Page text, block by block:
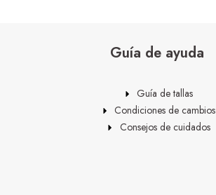
Guía de ayuda
Guía de tallas
Condiciones de cambios
Consejos de cuidados